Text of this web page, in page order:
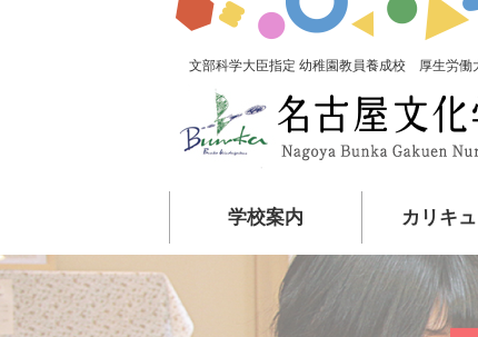
文部科学大臣指定 幼稚園教員養成校 厚生労働
学校案内 カリキ